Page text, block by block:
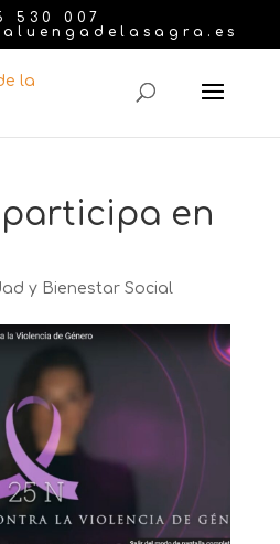
530 007
en
y Bienestar Social